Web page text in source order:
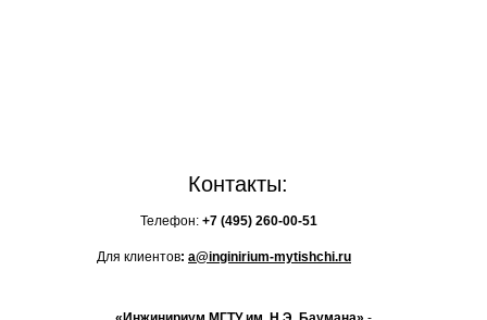
Телефон: +7 (495) 260-00-51
Для клиентов: a@inginirium-mytishchi.ru
Контакты: